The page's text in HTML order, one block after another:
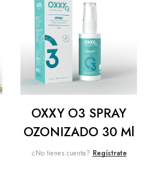
OXXY O3 SPRAY
OZONIZADO 30 Ml
¿No tienes cuenta? Regístrate